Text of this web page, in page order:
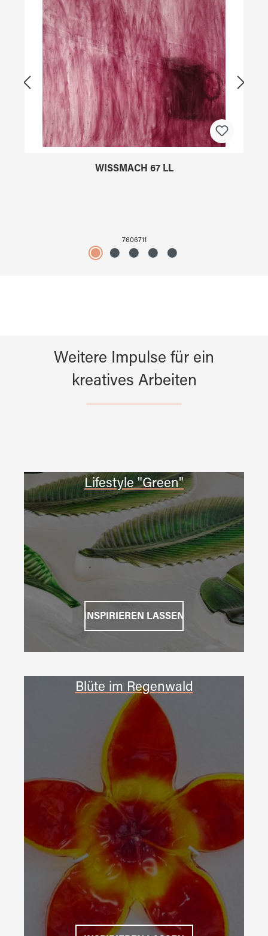
WISSMACH 67 LL
7606711
Weitere Impulse für ein
kreatives Arbeiten
Lifestyle "Green"
INSPIRIEREN LASSEN
Blüte im Regenwald